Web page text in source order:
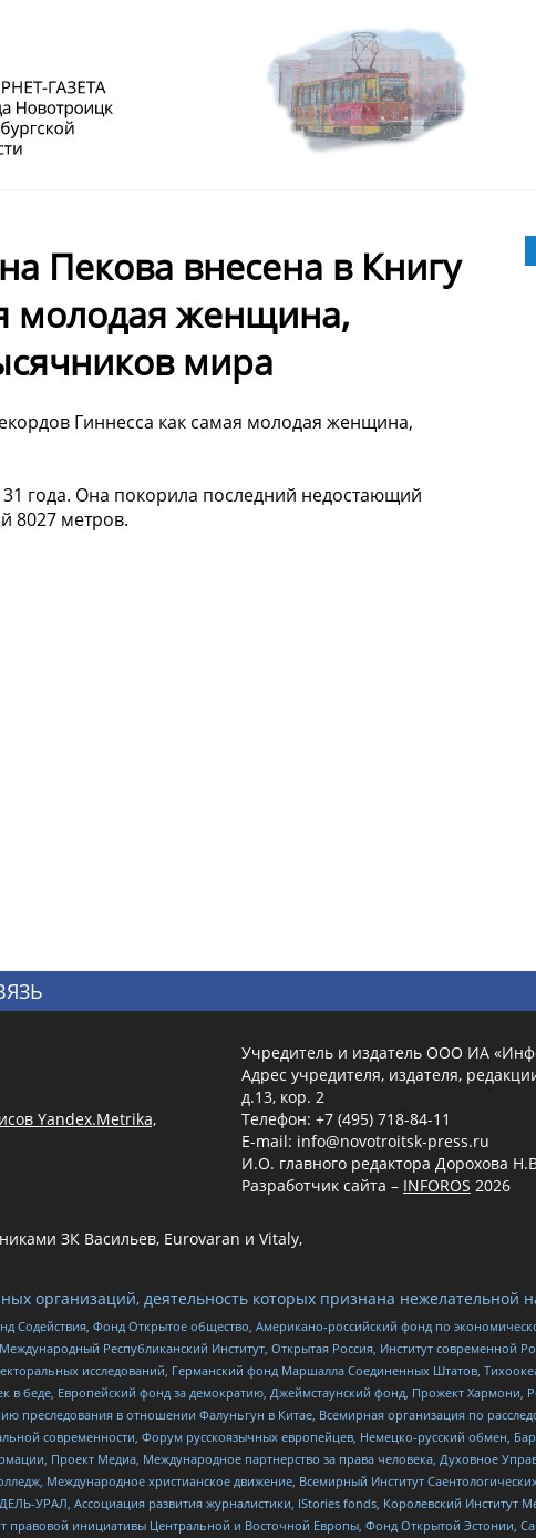
Пекова внесена в Книгу
молодая женщина,
мира
Гиннесса как самая молодая женщина,
31 года. Она покорила последний недостающий
8027 метров.
Yandex.Metrika,
Учредитель и издатель ООО ИА
Адрес учредителя, издателя,
д.13, кор. 2
Телефон: +7 (495) 718-84-11
E-mail: info@novotroitsk-press.ru
И.О. главного редактора Дорохова
Разработчик сайта – INFOROS 2026
ЗК Васильев, Eurovaran и Vitaly,
организаций, деятельность которых признана нежелательной
Содействия, Фонд Открытое общество, Американо-российский фонд по
Республиканский Институт, Открытая Россия, Институт современной
исследований, Германский фонд Маршалла Соединенных Штатов,
в беде, Европейский фонд за демократию, Джеймстаунский фонд, Прожект Хармони,
преследования в отношении Фалуньгун в Китае, Всемирная организация по
современности, Форум русскоязычных европейцев, Немецко-русский обмен,
Проект Медиа, Международное партнерство за права человека, Духовное
Международное христианское движение, Всемирный Институт
УРАЛ, Ассоциация развития журналистики, IStories fonds, Королевский
инициативы Центральной и Восточной Европы, Фонд Открытой Эстонии,